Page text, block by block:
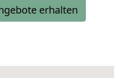
erhalten